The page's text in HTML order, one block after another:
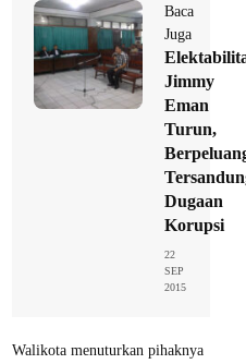
Baca
Juga
Jimmy
Eman
Turun,
Dugaan
Korupsi
22
SEP
2015
Walikota menuturkan pihaknya